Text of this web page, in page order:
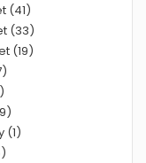
(41)
(33)
(19)
(1)